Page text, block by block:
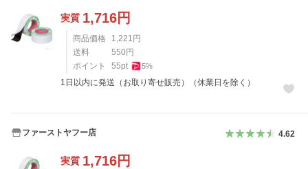
実質 1,716円
商品価格 1,221 円
送料
550円
ポイント
55pt 5%
1日以内に発送（お取り寄せ販売）（休業日を除く）
ファーストヤフー店 4.62
実質 1,716円